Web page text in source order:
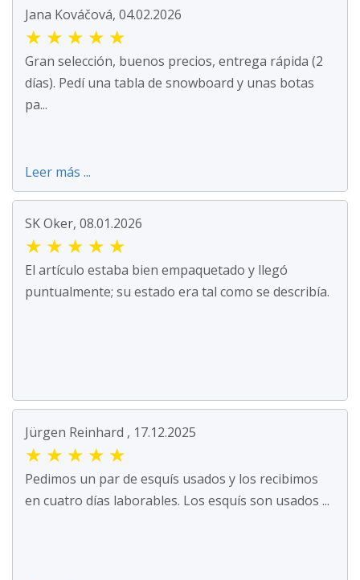
Jana Kováčová, 04.02.2026
★ ★ ★ ★ ★
Gran selección, buenos precios, entrega rápida (2
días). Pedí una tabla de snowboard y unas botas
pa...
Leer más ...
SK Oker, 08.01.2026
★ ★ ★ ★ ★
El artículo estaba bien empaquetado y llegó
puntualmente; su estado era tal como se describía.
Jürgen Reinhard , 17.12.2025
★ ★ ★ ★ ★
Pedimos un par de esquís usados y los recibimos
en cuatro días laborables. Los esquís son usados ...